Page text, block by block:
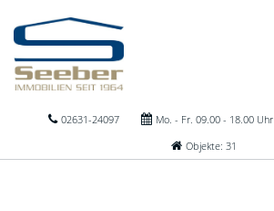
02631-24097 Mo. - Fr. 09.00 - 18.00 Uhr
Objekte: 31